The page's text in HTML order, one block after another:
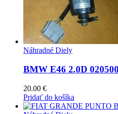
Náhradné Diely
BMW E46 2.0D
20.00 €
Pridať do košíka